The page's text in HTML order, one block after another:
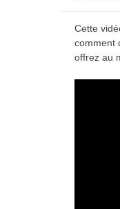
Cette
comment
offrez au